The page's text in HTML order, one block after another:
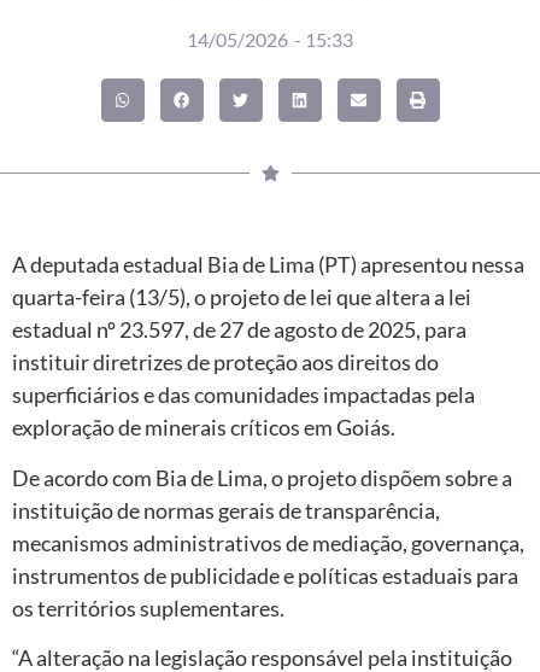
14/05/2026 - 15:33
A deputada estadual Bia de Lima (PT) apresentou nessa
quarta-feira (13/5), o projeto de lei que altera a lei
estadual nº 23.597, de 27 de agosto de 2025, para
instituir diretrizes de proteção aos direitos do
superficiários e das comunidades impactadas pela
exploração de minerais críticos em Goiás.
De acordo com Bia de Lima, o projeto dispõem sobre a
instituição de normas gerais de transparência,
mecanismos administrativos de mediação, governança,
instrumentos de publicidade e políticas estaduais para
os territórios suplementares.
“A alteração na legislação responsável pela instituição